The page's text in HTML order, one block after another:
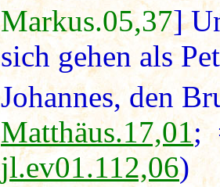
Markus.05,37]
sich gehen als
Johannes, den
Matthäus.17,01;
jl.ev01.112,06)